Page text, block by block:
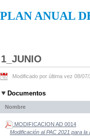
PLAN ANUAL
1_JUNIO
Modificado por última vez 08/
Documentos
Nombre
MODIFICACION AD 0014
Modificación al PAC 2021 para